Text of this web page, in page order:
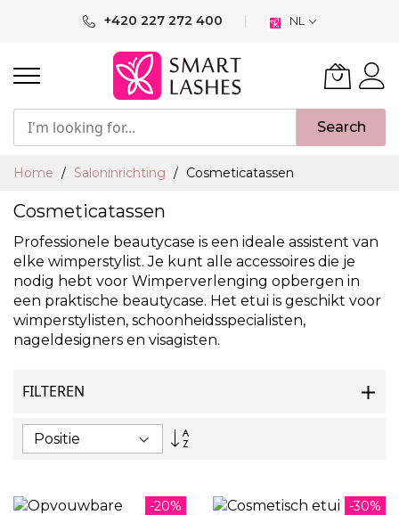
inhoud
+420 227 272 400 NL
Search
Home Saloninrichting Cosmeticatassen
Cosmeticatassen
Professionele beautycase is een ideale assistent van
elke wimperstylist. Je kunt alle accessoires die je
nodig hebt voor Wimperverlenging opbergen in
een praktische beautycase. Het etui is geschikt voor
wimperstylisten, schoonheidsspecialisten,
nageldesigners en visagisten.
FILTEREN
Van
sorteren
-20% -30%